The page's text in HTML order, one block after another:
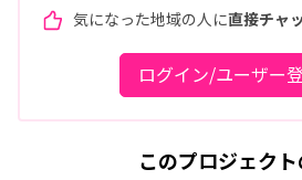
気になった地域の人に直接チャ
ログイン/ユーザー
このプロジェク